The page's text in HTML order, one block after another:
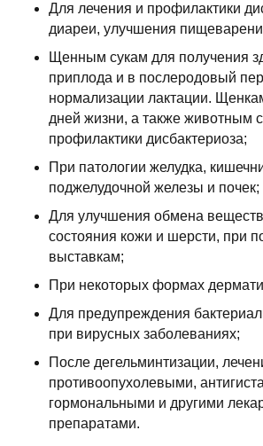
Для лечения и профилактики
диареи, улучшения
Щенным сукам для получения
приплода и в послеродовый
нормализации лактации.
дней жизни, а также животным
профилактики дисбактериоза;
При патологии желудка,
поджелудочной железы и почек;
Для улучшения обмена
состояния кожи и шерсти, при
выставкам;
При некоторых формах
Для предупреждения
при вирусных заболеваниях;
После дегельминтизации,
противоопухолевыми,
гормональными и другими
препаратами.